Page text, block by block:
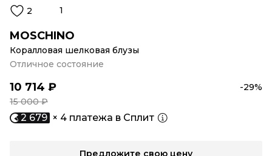
2 1
MOSCHINO
Коралловая шелковая блузы
Отличное состояние
10 714 ₽
-29%
15 000 ₽
2 679 × 4 платежа в Сплит
Предложите свою цену